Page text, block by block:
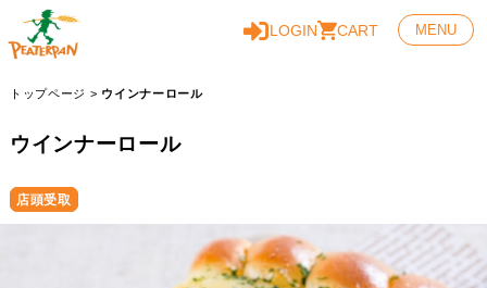
LOGIN CART MENU
トップページ > ウインナーロール
ウインナーロール
店頭受取